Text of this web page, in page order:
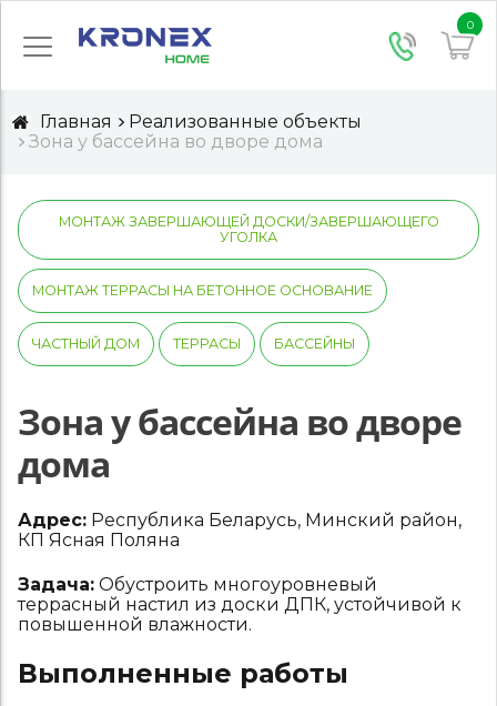
0
Главная
Реализованные объекты
Зона у бассейна во дворе дома
МОНТАЖ ЗАВЕРШАЮЩЕЙ ДОСКИ/ЗАВЕРШАЮЩЕГО
УГОЛКА
МОНТАЖ ТЕРРАСЫ НА БЕТОННОЕ ОСНОВАНИЕ
ЧАСТНЫЙ ДОМ ТЕРРАСЫ БАССЕЙНЫ
Зона у бассейна во дворе
дома
Адрес: Республика Беларусь, Минский район,
КП Ясная Поляна
Задача: Обустроить многоуровневый
террасный настил из доски ДПК, устойчивой к
повышенной влажности.
Выполненные работы